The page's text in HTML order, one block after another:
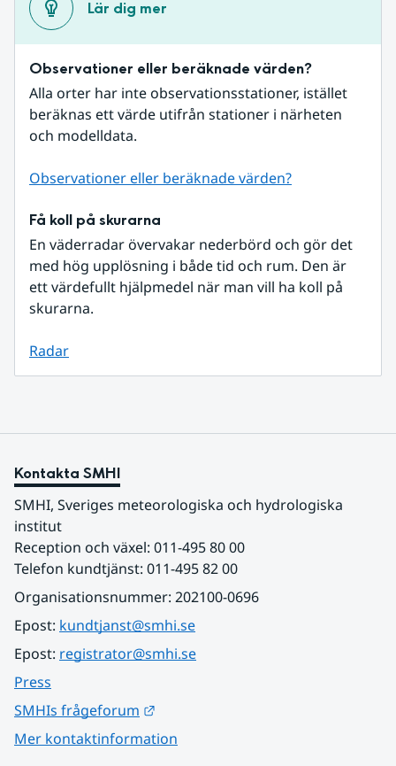
Lär dig mer
Observationer eller beräknade värden?
Alla orter har inte observationsstationer, istället
beräknas ett värde utifrån stationer i närheten
och modelldata.
Observationer eller beräknade värden?
Få koll på skurarna
En väderradar övervakar nederbörd och gör det
med hög upplösning i både tid och rum. Den är
ett värdefullt hjälpmedel när man vill ha koll på
skurarna.
Radar
Kontakta SMHI
SMHI, Sveriges meteorologiska och hydrologiska
institut
Reception och växel: 011-495 80 00
Telefon kundtjänst: 011-495 82 00
Organisationsnummer: 202100-0696
Epost: kundtjanst@smhi.se
Epost: registrator@smhi.se
Press
SMHIs frågeforum
Mer kontaktinformation